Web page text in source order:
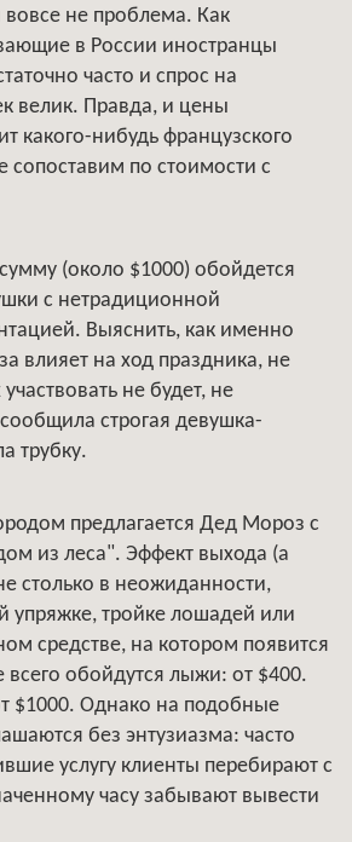
не проблема. Как
в России иностранцы
часто и спрос на
велик. Правда, и цены
какого-нибудь французского
сопоставим по стоимости с
(около $1000) обойдется
с нетрадиционной
Выяснить, как именно
влияет на ход праздника, не
не будет, не
строгая девушка-
трубку.
предлагается Дед Мороз с
из леса". Эффект выхода (а
столько в неожиданности,
упряжке, тройке лошадей или
средстве, на котором появится
обойдутся лыжи: от $400.
$1000. Однако на подобные
без энтузиазма: часто
услугу клиенты перебирают с
часу забывают вывести